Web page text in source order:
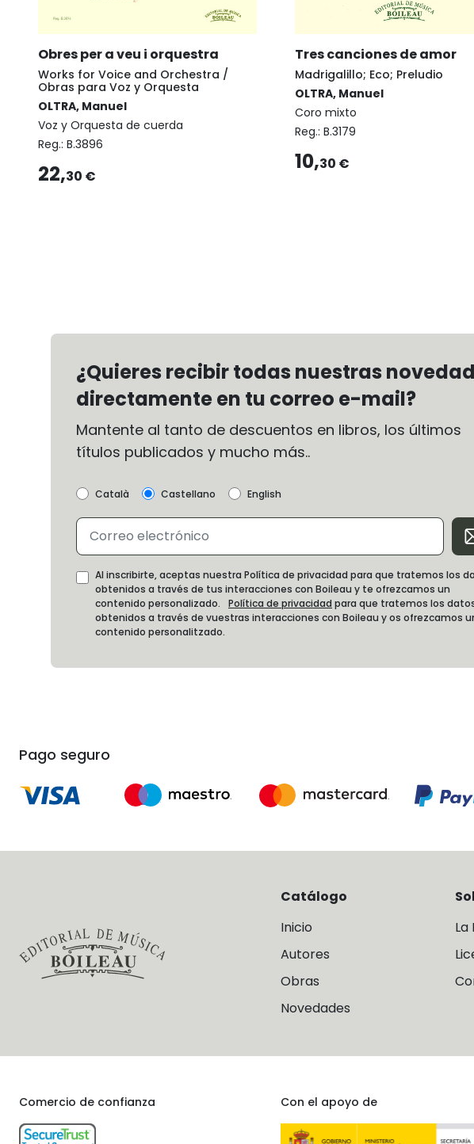
Obres per a veu i orquestra
Works for Voice and Orchestra /
Obras para Voz y Orquesta
OLTRA, Manuel
Voz y Orquesta de cuerda
Reg.: B.3896
22,30 €
Tres canciones de amor
Madrigalillo; Eco; Preludio
OLTRA, Manuel
Coro mixto
Reg.: B.3179
10,30 €
¿Quieres recibir todas nuestras
directamente en tu correo e-mail?
Mantente al tanto de descuentos en libros, los últimos
títulos publicados y mucho más..
Català Castellano English
Al inscribirte, aceptas nuestra Política de privacidad para que tratemos los
obtenidos a través de tus interacciones con Boileau y te ofrezcamos un
contenido personalizado. Política de privacidad para que tratemos los
obtenidos a través de vuestras interacciones con Boileau y os ofrezcamos
contenido personalitzado.
Pago seguro
Catálogo
Inicio
Autores
Obras
Novedades
La
Comercio de confianza Con el apoyo de